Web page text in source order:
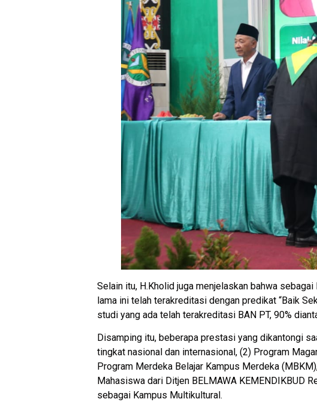
Selain itu, H.Kholid juga menjelaskan bahwa
lama ini telah terakreditasi dengan predikat “Baik
studi yang ada telah terakreditasi BAN PT, 90%
Disamping itu, beberapa prestasi yang dikantongi
tingkat nasional dan internasional, (2) Program
Program Merdeka Belajar Kampus Merdeka
Mahasiswa dari Ditjen BELMAWA KEMENDIKBUD
sebagai Kampus Multikultural.